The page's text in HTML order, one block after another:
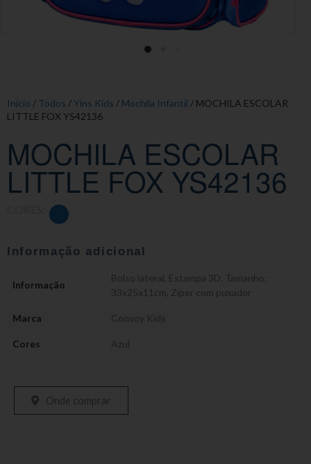
Início / Todos /Yins Kids / Mochila Infantil / MOCHILA ESCOLAR
LITTLE FOX YS42136
MOCHILA ESCOLAR
LITTLE FOX YS42136
Informação adicional
Informação
Bolso lateral Estampa 3D Tamanho:
33x25x11cm Zíper com puxador
Marca Convoy Kids
Cores Azul
Onde comprar